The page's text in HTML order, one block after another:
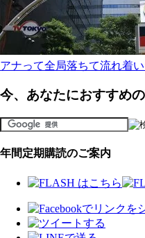
アナって全局落ちて流れ着い
今、あなたにおすすめ
年間定期購読のご案内